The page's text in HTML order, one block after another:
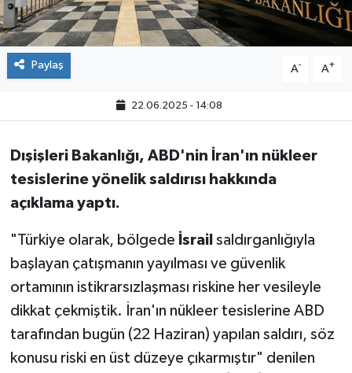
Paylaş A- A+
22.06.2025 - 14:08
Dışişleri Bakanlığı, ABD'nin İran'ın nükleer
tesislerine yönelik saldırısı hakkında
açıklama yaptı.
"Türkiye olarak, bölgede İsrail saldırganlığıyla
başlayan çatışmanın yayılması ve güvenlik
ortamının istikrarsızlaşması riskine her vesileyle
dikkat çekmiştik. İran'ın nükleer tesislerine ABD
tarafından bugün (22 Haziran) yapılan saldırı, söz
konusu riski en üst düzeye çıkarmıştır" denilen